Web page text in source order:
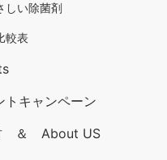
しい除菌剤
較表
トキャンペーン
＆ About US